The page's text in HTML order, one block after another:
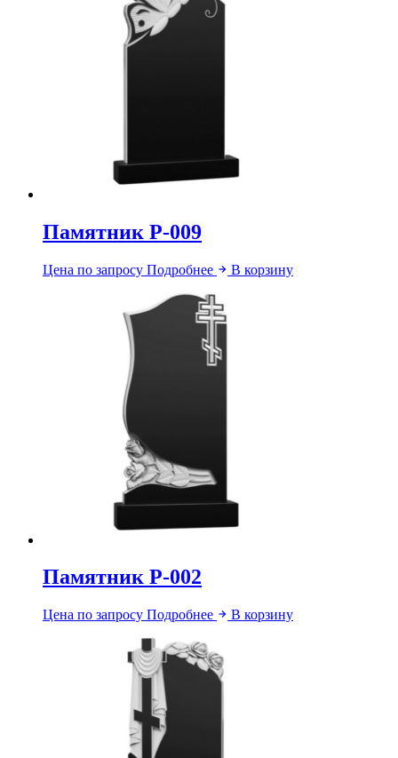
Памятник Р-009
Цена по запросу Подробнее В корзину
Памятник Р-002
Цена по запросу Подробнее В корзину